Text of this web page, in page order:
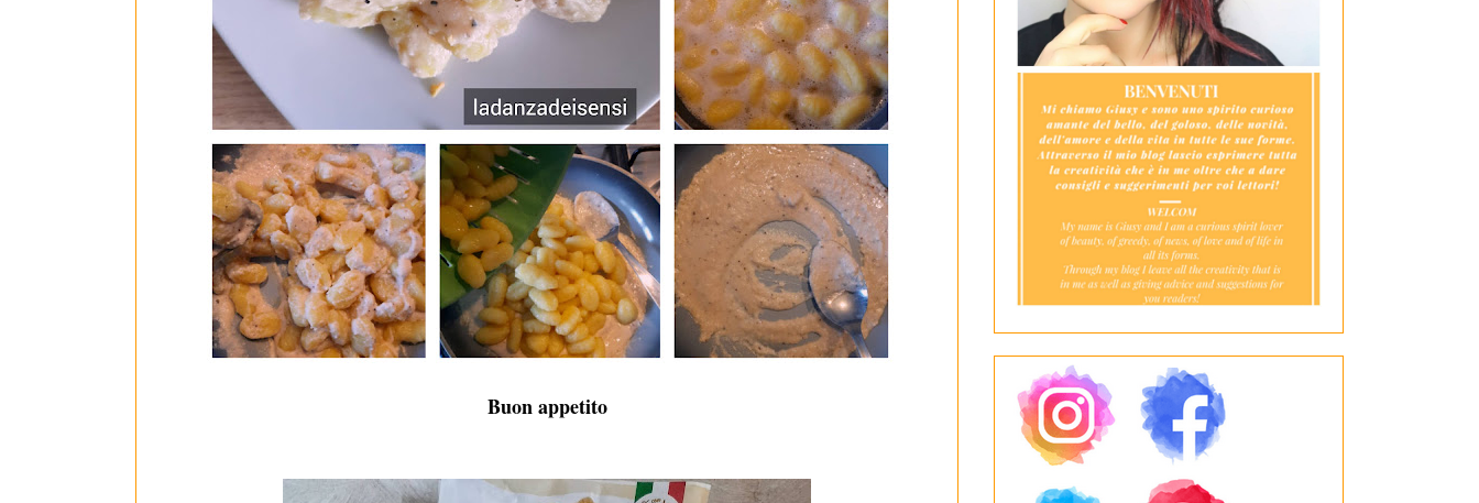
Buon appetito